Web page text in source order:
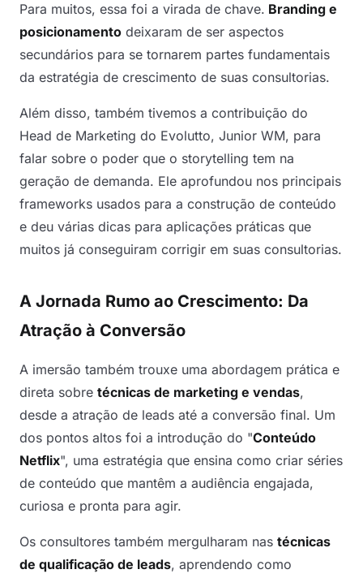
Para muitos, essa foi a virada de chave. Branding e
posicionamento deixaram de ser aspectos
secundários para se tornarem partes fundamentais
da estratégia de crescimento de suas consultorias.
Além disso, também tivemos a contribuição do
Head de Marketing do Evolutto, Junior WM, para
falar sobre o poder que o storytelling tem na
geração de demanda. Ele aprofundou nos principais
frameworks usados para a construção de conteúdo
e deu várias dicas para aplicações práticas que
muitos já conseguiram corrigir em suas consultorias.
A Jornada Rumo ao Crescimento: Da
Atração à Conversão
A imersão também trouxe uma abordagem prática e
direta sobre técnicas de marketing e vendas,
desde a atração de leads até a conversão final. Um
dos pontos altos foi a introdução do "Conteúdo
Netflix", uma estratégia que ensina como criar séries
de conteúdo que mantêm a audiência engajada,
curiosa e pronta para agir.
Os consultores também mergulharam nas técnicas
de qualificação de leads, aprendendo como